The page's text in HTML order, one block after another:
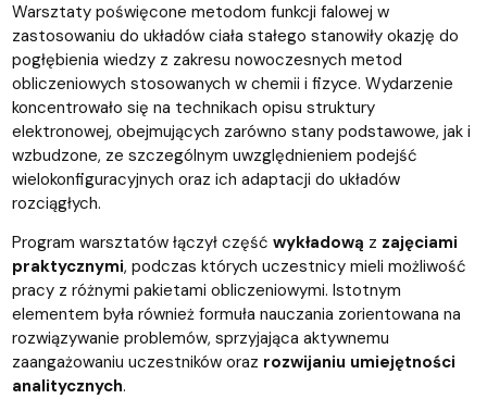
Warsztaty poświęcone metodom funkcji falowej w
zastosowaniu do układów ciała stałego stanowiły okazję do
pogłębienia wiedzy z zakresu nowoczesnych metod
obliczeniowych stosowanych w chemii i fizyce. Wydarzenie
koncentrowało się na technikach opisu struktury
elektronowej, obejmujących zarówno stany podstawowe, jak i
wzbudzone, ze szczególnym uwzględnieniem podejść
wielokonfiguracyjnych oraz ich adaptacji do układów
rozciągłych.
Program warsztatów łączył część wykładową z zajęciami
praktycznymi, podczas których uczestnicy mieli możliwość
pracy z różnymi pakietami obliczeniowymi. Istotnym
elementem była również formuła nauczania zorientowana na
rozwiązywanie problemów, sprzyjająca aktywnemu
zaangażowaniu uczestników oraz rozwijaniu umiejętności
analitycznych.